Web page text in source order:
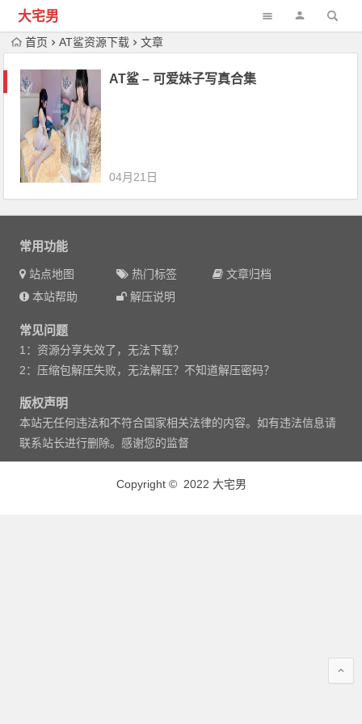
大宅男
首页 AT鲨资源下载 文章
AT鲨 – 可爱妹子写真合集
04月21日
常用功能
站点地图 热门标签
文章归档
本站帮助
解压说明
常见问题
1：资源分享失效了，无法下载？
2：压缩包解压失败，无法解压？不知道解压密码？
版权声明
本站无任何违法和不符合国家相关法律的内容。如有违法信息请
联系站长进行删除。感谢您的监督
Copyright © 2022 大宅男